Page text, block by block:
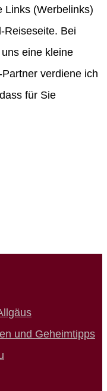
Links (Werbelinks)
Reiseseite. Bei
eine kleine
verdiene ich
für Sie
und Geheimtipps